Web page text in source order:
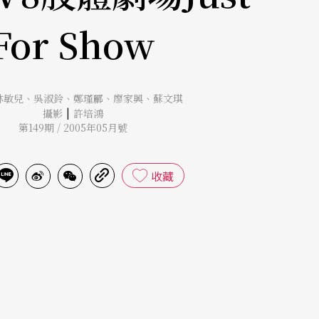
Show
敏兒 、 吳淑鈴、 鄭瑾酈 、 廖家興、 蘇文琪
攝影 | 許培鴻
第149期 / 2005年05月號
收藏